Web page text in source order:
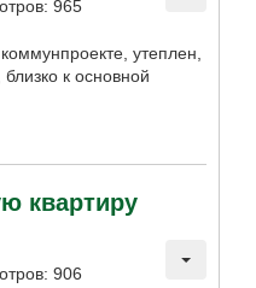
965
утеплен,
к основной
квартиру
906